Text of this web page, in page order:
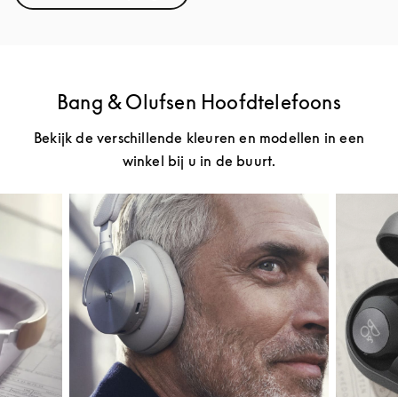
Bang & Olufsen Hoofdtelefoons
Bekijk de verschillende kleuren en modellen in een
winkel bij u in de buurt.